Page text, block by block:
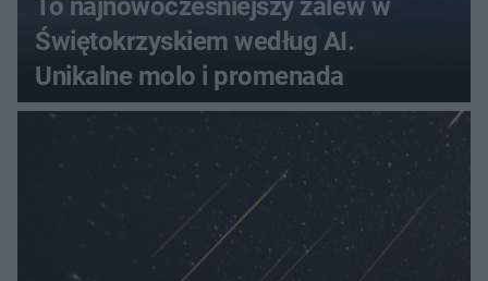
Świętokrzyskiem według AI.
Unikalne molo i promenada